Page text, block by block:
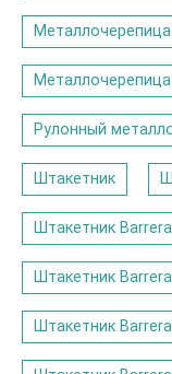
Рулонный
Штакетник
Штакетник
Штакетник
Штакетник